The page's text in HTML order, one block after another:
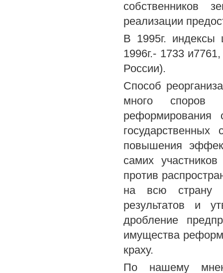
собственников
реализации
В 1995г. индексы
1996г.- 1733
России).
Способ
много споров
реформирования
повышения
самих
против
на всю страну
результатов и
дробление
имущества
краху.
По нашему